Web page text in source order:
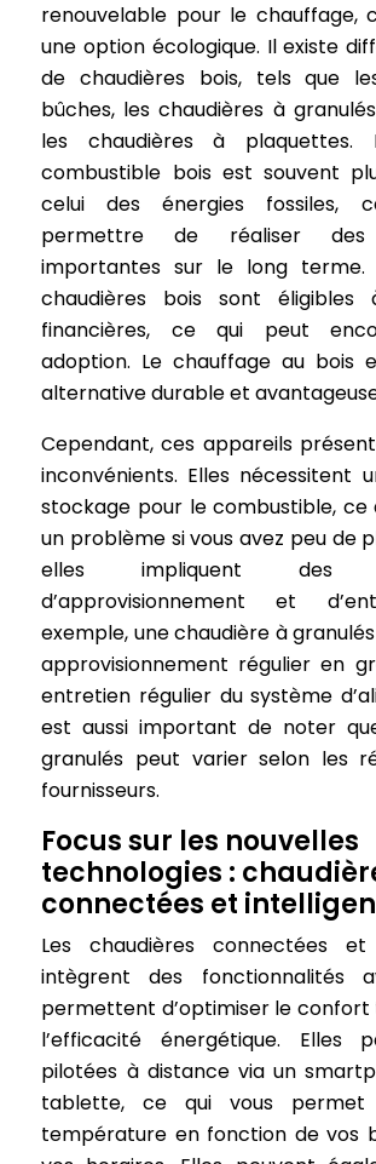
renouvelable pour le chauffage,
une option écologique. Il existe
de chaudières bois, tels que
bûches, les chaudières à
les chaudières à
combustible bois est souvent
celui des énergies fossiles,
permettre de réaliser des
importantes sur le long terme.
chaudières bois sont éligibles
financières, ce qui peut
adoption. Le chauffage au bois
alternative durable et
Cependant, ces appareils
inconvénients. Elles nécessitent
stockage pour le combustible,
un problème si vous avez peu de
elles impliquent des
d’approvisionnement et
exemple, une chaudière à
approvisionnement régulier en
entretien régulier du système
est aussi important de noter
granulés peut varier selon les
fournisseurs.
Focus sur les nouvelles
technologies :
connectées et
Les chaudières connectées et
intègrent des fonctionnalités
permettent d’optimiser le
l’efficacité énergétique. Elles
pilotées à distance via un
tablette, ce qui vous permet
température en fonction de vos